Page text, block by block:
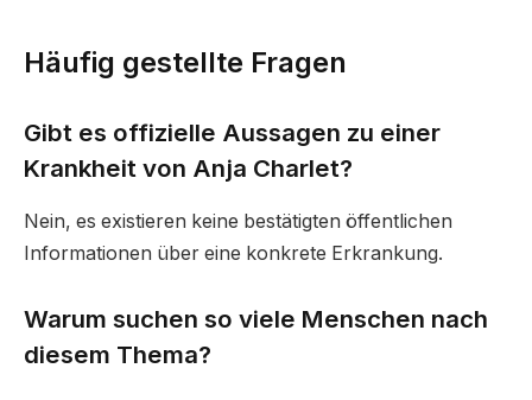
Häufig gestellte Fragen
Gibt es offizielle Aussagen zu einer
Krankheit von Anja Charlet?
Nein, es existieren keine bestätigten öffentlichen
Informationen über eine konkrete Erkrankung.
Warum suchen so viele Menschen nach
diesem Thema?